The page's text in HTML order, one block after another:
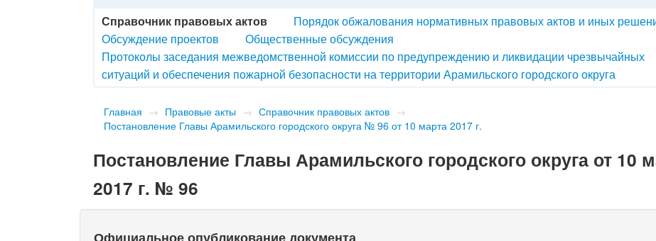
Справочник правовых актов
Порядок обжалования нормативных правовых актов и иных
Обсуждение проектов
Общественные обсуждения
Протоколы заседания межведомственной комиссии по предупреждению и ликвидации чрезвычайных
ситуаций и обеспечения пожарной безопасности на территории Арамильского городского округа
Главная → Правовые акты → Справочник правовых актов →
Постановление Главы Арамильского городского округа № 96 от 10 марта 2017 г.
Постановление Главы Арамильского городского округа от 10
2017 г. № 96
Официальное опубликование документа